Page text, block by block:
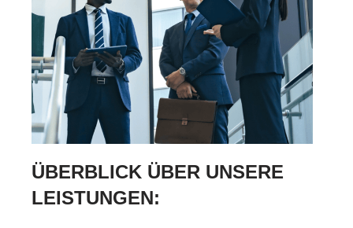
ÜBERBLICK ÜBER UNSERE
LEISTUNGEN: